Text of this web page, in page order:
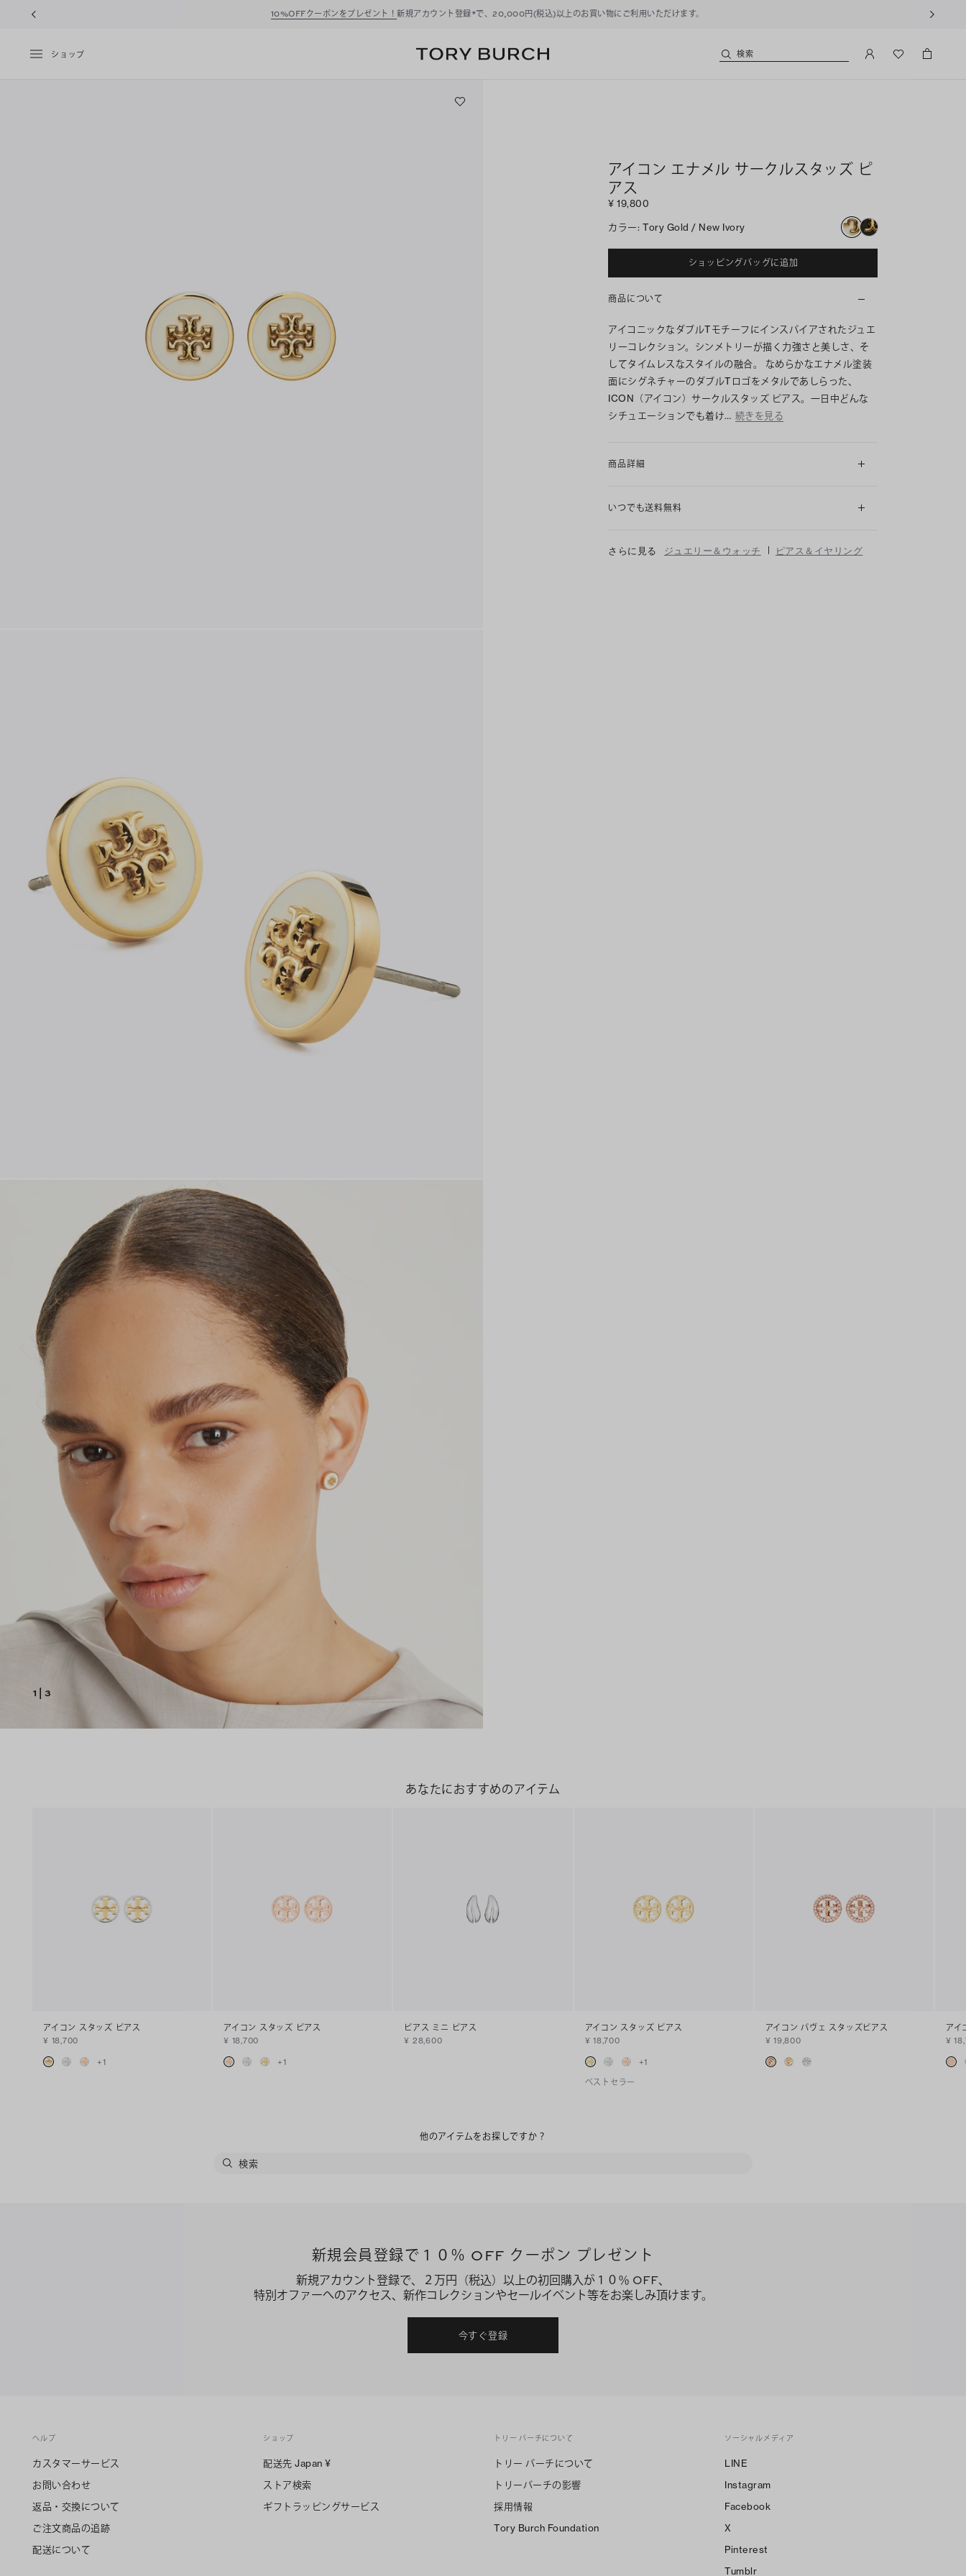
10%OFFクーポンをプレゼント！ 新規アカウント登録*で、20,000円(税込)以上のお買い物にご利用いただけます。
ショップ 検索
1 3
アイコン エナメル サークルスタッズ ピ
アス
¥ 19,800
カラー: Tory Gold / New Ivory
ショッピングバッグに追加
商品について
アイコニックなダブルTモチーフにインスパイアされたジュエ
リーコレクション。シンメトリーが描く力強さと美しさ、そ
してタイムレスなスタイルの融合。 なめらかなエナメル塗装
面にシグネチャーのダブルTロゴをメタルであしらった、
ICON（アイコン）サークルスタッズ ピアス。一日中どんな
シチュエーションでも着け… 続きを見る
商品詳細
いつでも送料無料
さらに見る ジュエリー＆ウォッチ | ピアス＆イヤリング
あなたにおすすめのアイテム
アイコン スタッズ ピアス
¥ 18,700
+1
アイコン スタッズ ピアス
¥ 18,700
+1
ピアス ミニ ピアス
¥ 28,600
アイコン スタッズ ピアス
¥ 18,700
+1
ベストセラー
アイコン パヴェ スタッズピアス
¥ 19,800
アイ
¥
他のアイテムをお探しですか？
新規会員登録で１０％ OFF クーポン プレゼント
新規アカウント登録で、２万円（税込）以上の初回購入が１０％ OFF、
特別オファーへのアクセス、新作コレクションやセールイベント等をお楽しみ頂けます。
今すぐ登録
ヘルプ
カスタマーサービス
お問い合わせ
返品・交換について
ご注文商品の追跡
配送について
ショップ
配送先 Japan ¥
ストア検索
ギフトラッピングサービス
トリー バーチについて
トリー バーチについて
トリーバーチの影響
採用情報
Tory Burch Foundation
ソーシャルメディア
LINE
Instagram
Facebook
X
Pinterest
Tumblr